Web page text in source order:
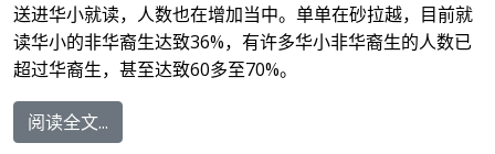
送进华小就读，人数也在增加当中。单单在砂拉越，目前就
读华小的非华裔生达致36%，有许多华小非华裔生的人数已
超过华裔生，甚至达致60多至70%。
阅读全文...